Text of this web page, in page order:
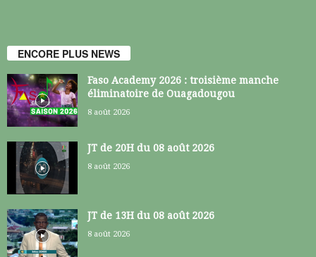
ENCORE PLUS NEWS
Faso Academy 2026 : troisième manche
éliminatoire de Ouagadougou
8 août 2026
JT de 20H du 08 août 2026
8 août 2026
JT de 13H du 08 août 2026
8 août 2026